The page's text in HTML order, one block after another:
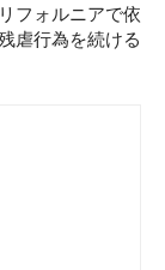
フォルニアで依
虐行為を続ける